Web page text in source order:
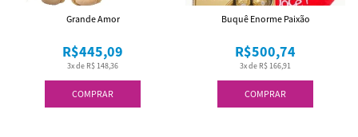
COMPRAR
3x de R$ 148,36
R$445,09
Grande Amor
COMPRAR
3x de R$ 166,91
R$500,74
Buquê Enorme Paixão